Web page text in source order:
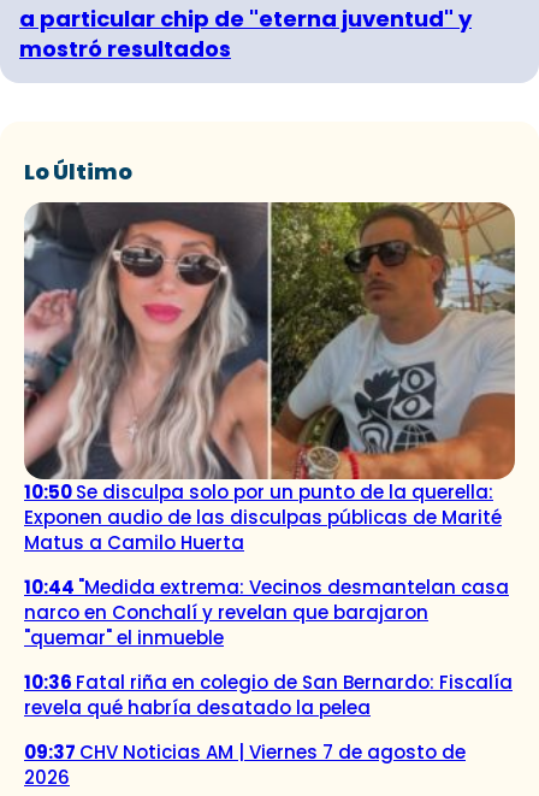
a particular chip de "eterna juventud" y
mostró resultados
Lo Último
10:50Se disculpa solo por un punto de la querella:
Exponen audio de las disculpas públicas de Marité
Matus a Camilo Huerta
10:44 "Medida extrema: Vecinos desmantelan casa
narco en Conchalí y revelan que barajaron
"quemar" el inmueble
10:36 Fatal riña en colegio de San Bernardo: Fiscalía
revela qué habría desatado la pelea
09:37 CHV Noticias AM | Viernes 7 de agosto de
2026